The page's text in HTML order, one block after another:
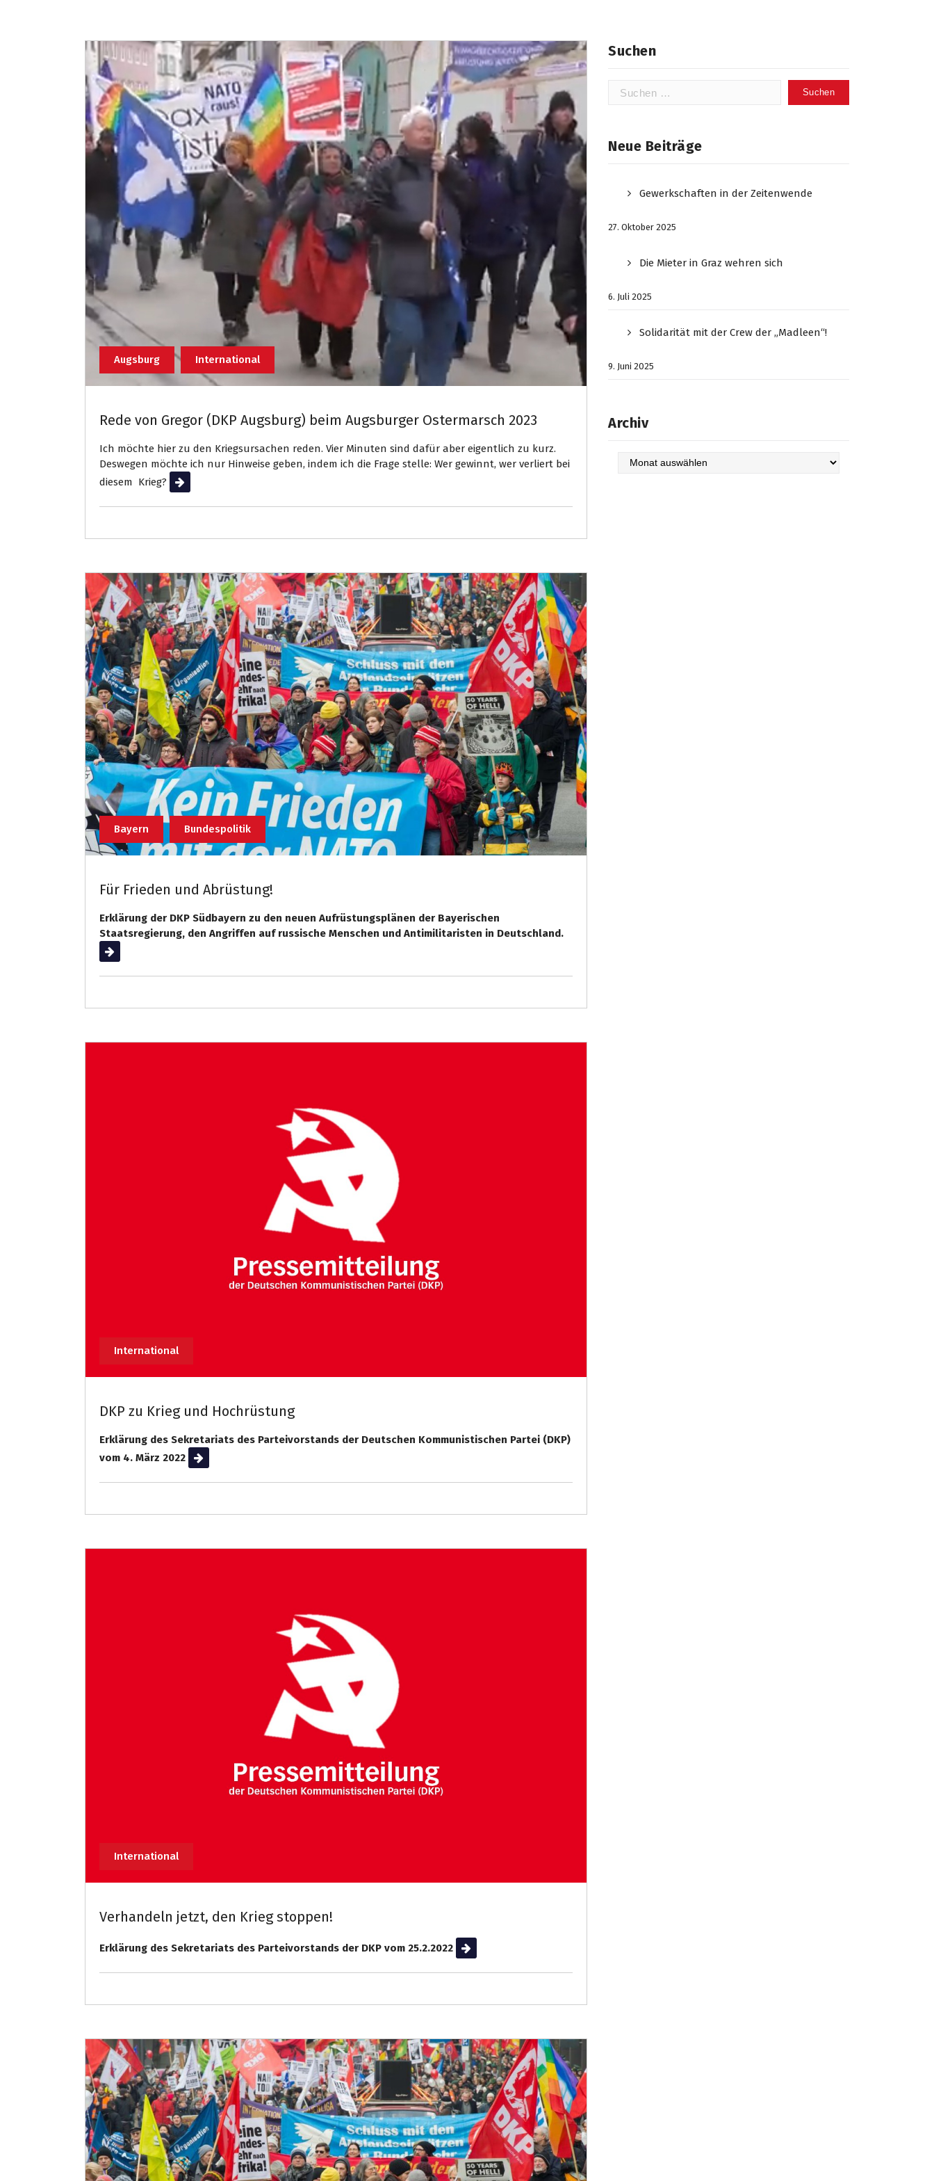
Augsburg International
Rede von Gregor (DKP Augsburg) beim Augsburger Ostermarsch 2023
Ich möchte hier zu den Kriegsursachen reden. Vier Minuten sind dafür aber eigentlich zu kurz.
Deswegen möchte ich nur Hinweise geben, indem ich die Frage stelle: Wer gewinnt, wer verliert bei
diesem Krieg?
Weiterlesen
Bayern Bundespolitik
Für Frieden und Abrüstung!
Erklärung der DKP Südbayern zu den neuen Aufrüstungsplänen der Bayerischen
Staatsregierung, den Angriffen auf russische Menschen und Antimilitaristen in Deutschland.
Weiterlesen
International
DKP zu Krieg und Hochrüstung
Erklärung des Sekretariats des Parteivorstands der Deutschen Kommunistischen Partei (DKP)
vom 4. März 2022
Weiterlesen
International
Verhandeln jetzt, den Krieg stoppen!
Erklärung des Sekretariats des Parteivorstands der DKP vom 25.2.2022 Weiterlesen
Suchen
Suchen
Neue Beiträge
Gewerkschaften in der Zeitenwende
27. Oktober 2025
Die Mieter in Graz wehren sich
6. Juli 2025
Solidarität mit der Crew der „Madleen“!
9. Juni 2025
Archiv
Archiv